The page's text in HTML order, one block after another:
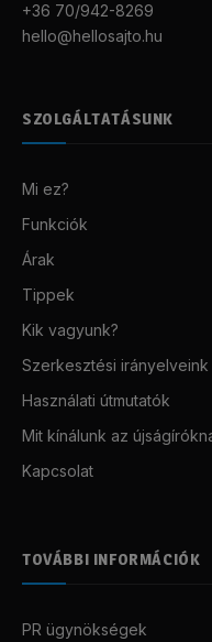
+36 70/942-8269
hello@hellosajto.hu
SZOLGÁLTATÁSUNK
Mi ez?
Funkciók
Árak
Tippek
Kik vagyunk?
Szerkesztési irányelveink
Használati útmutatók
Mit kínálunk az
Kapcsolat
TOVÁBBI INFORMÁCIÓK
PR ügynökségek